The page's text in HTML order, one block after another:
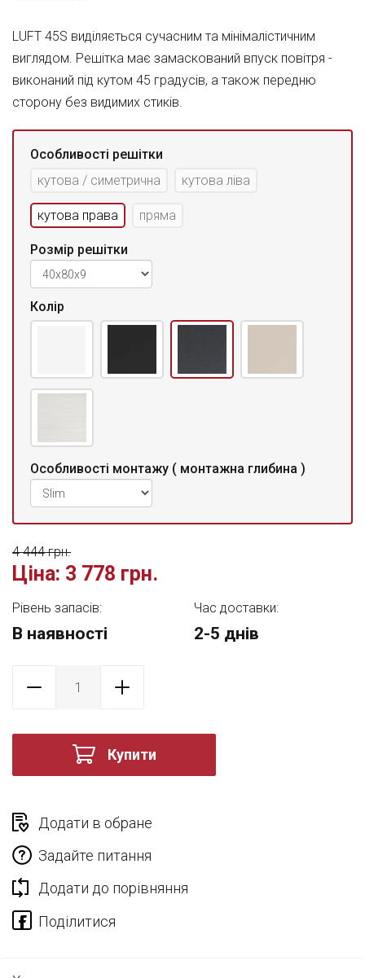
LUFT 45S виділяється сучасним та мінімалістичним
виглядом. Решітка має замаскований впуск повітря -
виконаний під кутом 45 градусів, а також передню
сторону без видимих стиків.
Особливості решітки
кутова / симетрична
кутова ліва
кутова права пряма
Розмір решітки
Колір
Особливості монтажу ( монтажна глибина )
Ціна: 3 778 грн.
4 444 грн.
Рівень запасів:
В наявності
Час доставки:
2-5 днів
Купити
Додати в обране
Задайте питання
Додати до порівняння